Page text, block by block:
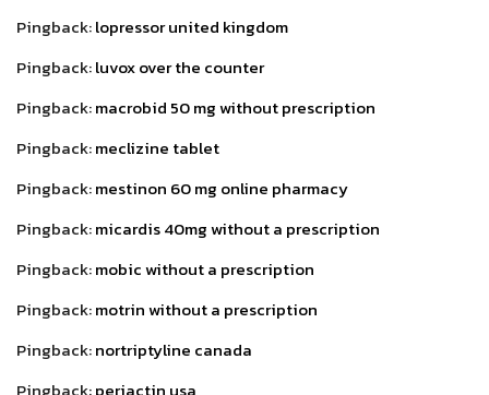
Pingback:lopressor united kingdom
Pingback:luvox over the counter
Pingback:macrobid 50 mg without prescription
Pingback:meclizine tablet
Pingback:mestinon 60 mg online pharmacy
Pingback:micardis 40mg without a prescription
Pingback:mobic without a prescription
Pingback:motrin without a prescription
Pingback:nortriptyline canada
Pingback:periactin usa